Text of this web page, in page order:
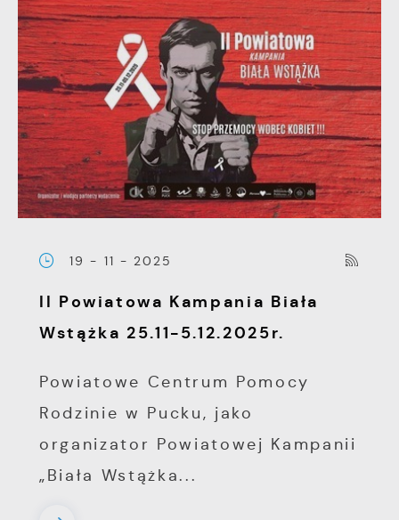
19 - 11 - 2025
II Powiatowa Kampania Biała
Wstążka 25.11-5.12.2025r.
Powiatowe Centrum Pomocy
Rodzinie w Pucku, jako
organizator Powiatowej Kampanii
„Biała Wstążka...